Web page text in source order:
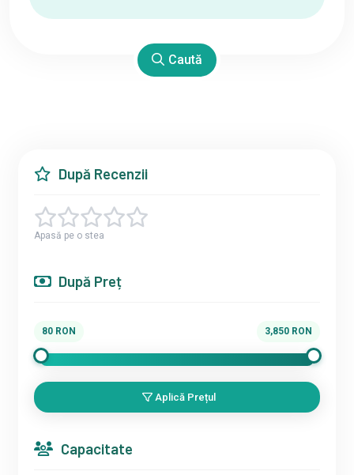
Caută
După Recenzii
Apasă pe o stea
După Preț
80 RON 3,850RON
Aplică Prețul
Capacitate